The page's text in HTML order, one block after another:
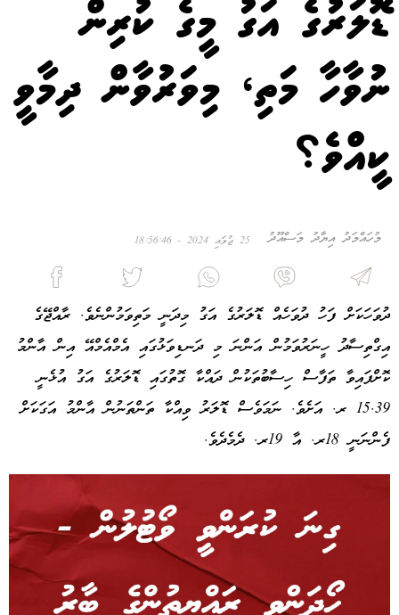
ޑޮލަރުގެ އަގު މީގެ ކުރިން
ނުވާހާ މަތި، މިވަރުވާން ދިމާވީ
ކީއްވެ؟
މުހައްމަދު އިޔާދު މަސްއޫދު 25 ޖުލައި 2024 - 18:56:46
ދުވަހަކަށް ފަހު ދުވަހެއް ޑޮލަރުގެ އަގު މިދަނީ މަތިވަމުންނެވެ. ރާއްޖޭގެ
އިގްތިސާދު ހީނަރުވަމުން އަންނަ މި ދަނޑިވަޅުގައި އެމްއެމްއޭ އިން އާންމު
ކޮށްފައިވާ ތަފާސް ހިސާބުތަކުން ދައްކާ ގޮތުގައި ޑޮލަރުގެ އަގު އުޅެނީ
15.39 ރ. އަށެވެ. ނަމަވެސް ޑޮލަރު ވިއްކާ ތަންތަނުން އާންމު އަގަކަށް
ފެންނަނީ 18ރ. އާ 19ރ. ދެމެދެވެ.